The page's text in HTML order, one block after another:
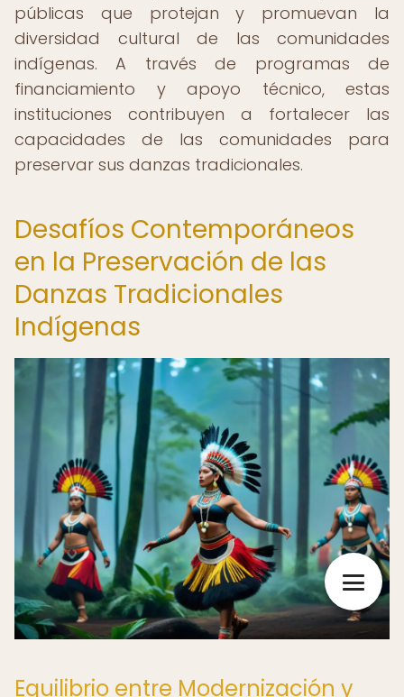
públicas que protejan y promuevan la
diversidad cultural de las comunidades
indígenas. A través de programas de
financiamiento y apoyo técnico, estas
instituciones contribuyen a fortalecer las
capacidades de las comunidades para
preservar sus danzas tradicionales.
Desafíos Contemporáneos
en la Preservación de las
Danzas Tradicionales
Indígenas
Equilibrio entre Modernización y